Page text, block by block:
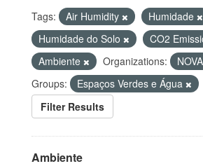
Tags: Air Humidity
Humidade
Humidade do Solo
CO2
Ambiente
Organizations:
Groups:
Espaços Verdes e Água
Filter Results
Ambiente